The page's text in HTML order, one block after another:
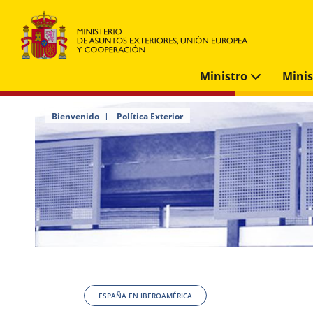
Ministro
Bienvenido Política Exterior
ESPAÑA EN IBEROAMÉRICA